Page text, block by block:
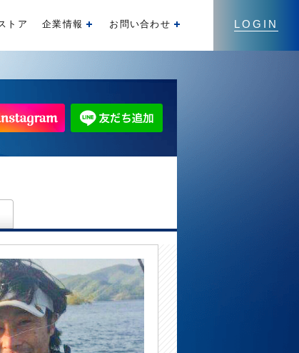
LOGIN
トア 企業情報 開くお問い合わせ